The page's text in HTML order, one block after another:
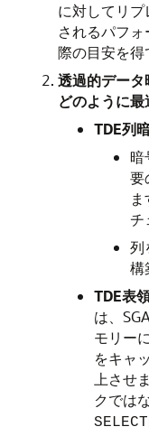
に対してリ
されるパフ
際の目安を得
透過的デー
どのように最
TDE列
暗
要
チ
列
構
TDE表
は、
モリー
をキャ
上させ
クでは
SELECT